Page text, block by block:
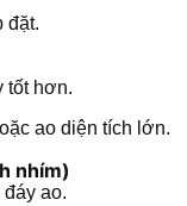
đặt.
tốt hơn.
ao diện tích lớn.
nhím)
ao.